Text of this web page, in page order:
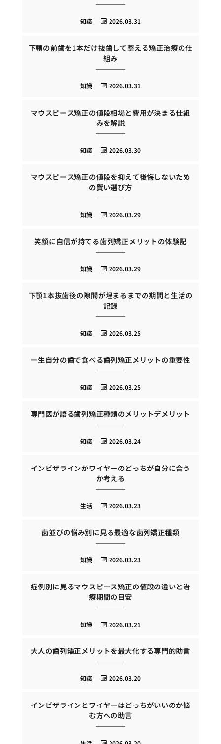
2026.03.31
知識
下顎の前歯を1本だけ抜歯して整える矯正治療の仕
組み
2026.03.31
知識
マウスピース矯正の値段相場と費用が決まる仕組
みを解説
2026.03.30
知識
マウスピース矯正の値段を抑えて後悔しないため
の賢い選び方
2026.03.29
知識
笑顔に自信が持てる歯列矯正メリットの体験記
2026.03.29
知識
下顎1本抜歯後の隙間が埋まるまでの期間と生活の
記録
2026.03.25
知識
一生自分の歯で食べる歯列矯正メリットの重要性
2026.03.25
知識
専門医が語る歯列矯正種類のメリットデメリット
2026.03.24
知識
インビザラインかワイヤーのどっちが自分に合う
か考える
2026.03.23
生活
歯並びの悩み別に見る最適な歯列矯正種類
2026.03.23
知識
症例別に見るマウスピース矯正の値段の違いと治
療期間の目安
2026.03.21
知識
大人の歯列矯正メリットを最大化する専門的助言
2026.03.20
知識
インビザラインとワイヤーはどっちがいいのか悩
む方への助言